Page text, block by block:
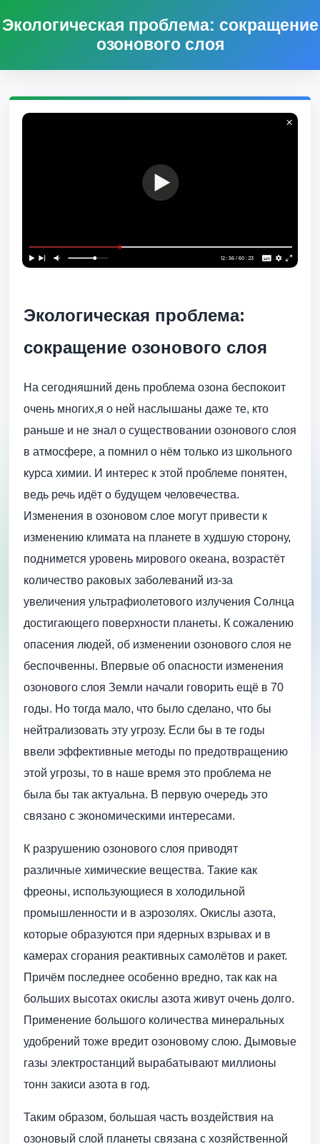
Экологическая проблема: сокращение
озонового слоя
Экологическая проблема:
сокращение озонового слоя
На сегодняшний день проблема озона беспокоит
очень многих,я о ней наслышаны даже те, кто
раньше и не знал о существовании озонового слоя
в атмосфере, а помнил о нём только из школьного
курса химии. И интерес к этой проблеме понятен,
ведь речь идёт о будущем человечества.
Изменения в озоновом слое могут привести к
изменению климата на планете в худшую сторону,
поднимется уровень мирового океана, возрастёт
количество раковых заболеваний из-за
увеличения ультрафиолетового излучения Солнца
достигающего поверхности планеты. К сожалению
опасения людей, об изменении озонового слоя не
беспочвенны. Впервые об опасности изменения
озонового слоя Земли начали говорить ещё в 70
годы. Но тогда мало, что было сделано, что бы
нейтрализовать эту угрозу. Если бы в те годы
ввели эффективные методы по предотвращению
этой угрозы, то в наше время это проблема не
была бы так актуальна. В первую очередь это
связано с экономическими интересами.
К разрушению озонового слоя приводят
различные химические вещества. Такие как
фреоны, использующиеся в холодильной
промышленности и в аэрозолях. Окислы азота,
которые образуются при ядерных взрывах и в
камерах сгорания реактивных самолётов и ракет.
Причём последнее особенно вредно, так как на
больших высотах окислы азота живут очень долго.
Применение большого количества минеральных
удобрений тоже вредит озоновому слою. Дымовые
газы электростанций вырабатывают миллионы
тонн закиси азота в год.
Таким образом, большая часть воздействия на
озоновый слой планеты связана с хозяйственной